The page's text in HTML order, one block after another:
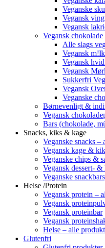
Veganske
Vegansk
Vegansk
Vegansk chokolade
Alle slags
Vegansk
Vegansk
Vegansk
Sukkerfri
Vegansk
Veganske
Børnevenligt &
Vegansk
Bars (chokolade,
Snacks, kiks & kage
Veganske snacks –
Vegansk kage &
Veganske chips &
Vegansk dessert-
Veganske
Helse /Protein
Vegansk protein –
Vegansk
Vegansk proteinbar
Vegansk
Helse – alle
Glutenfri